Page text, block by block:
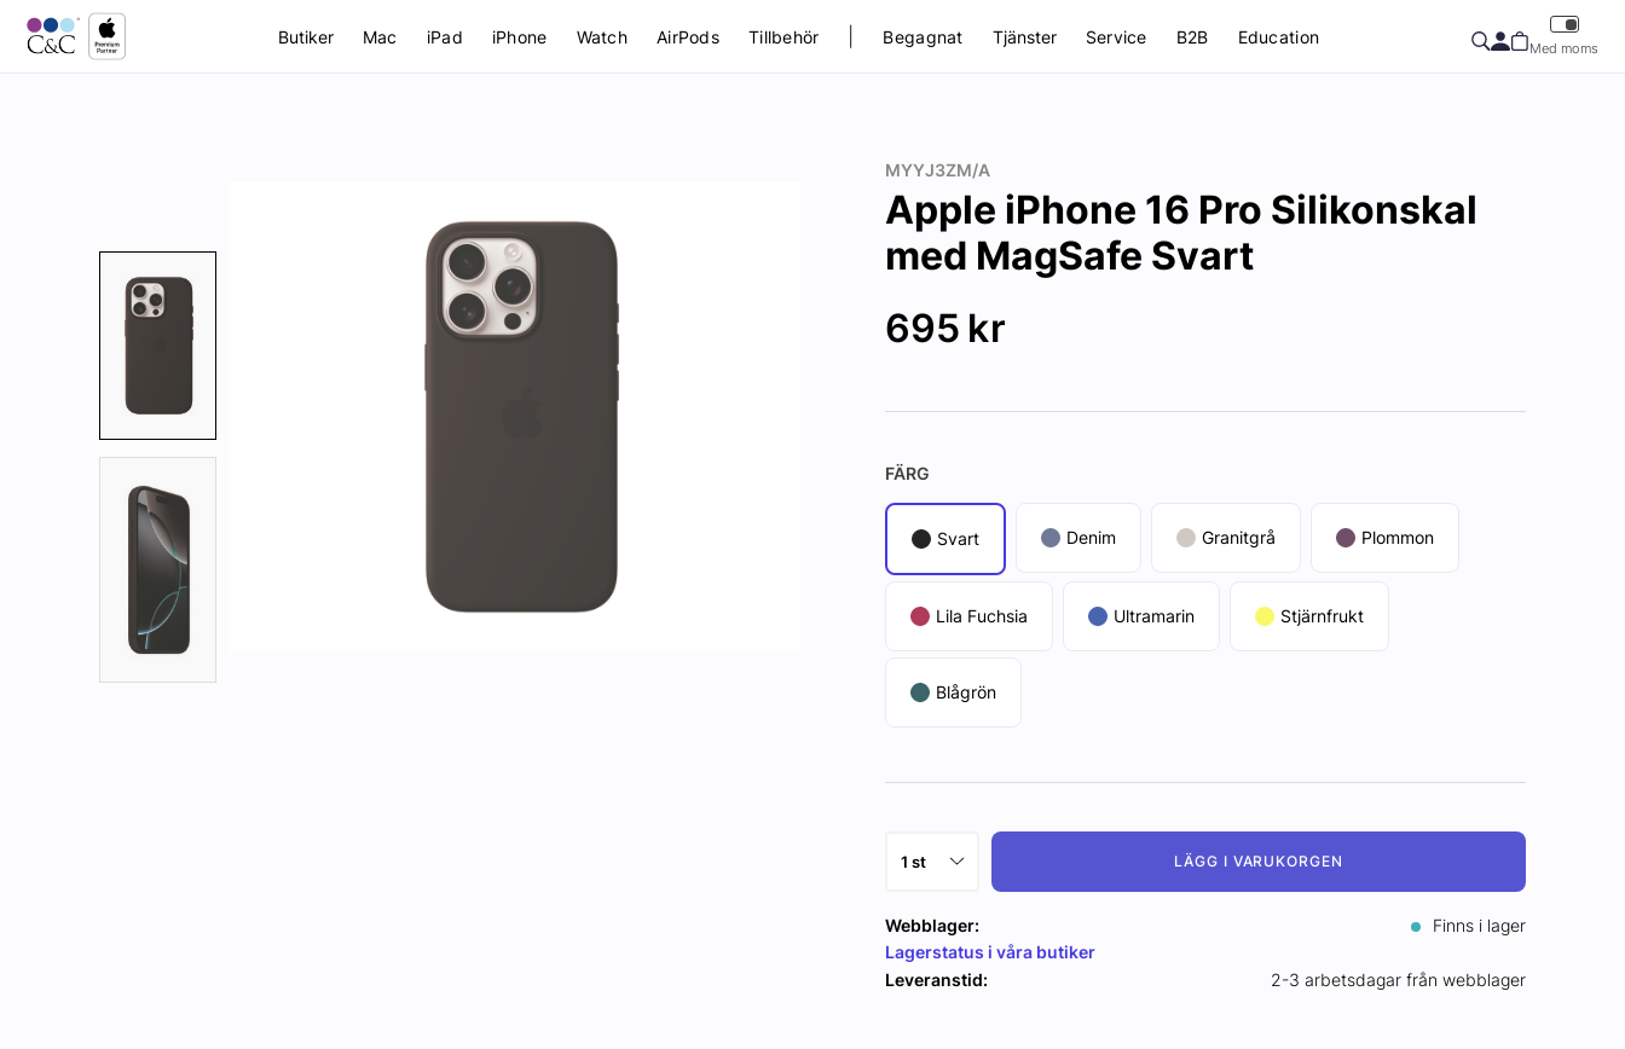
Butiker Mac iPad iPhone Watch AirPods Tillbehör Begagnat Tjänster Service B2B Education
Med moms
MYYJ3ZM/A
Apple iPhone 16 Pro Silikonskal
med MagSafe Svart
695 kr
FÄRG
Svart Denim Granitgrå Plommon
Lila Fuchsia Ultramarin Stjärnfrukt
Blågrön
LÄGG I VARUKORGEN
Webblager:
Finns i lager
Lagerstatus i våra butiker
Leveranstid:
2-3 arbetsdagar från webblager